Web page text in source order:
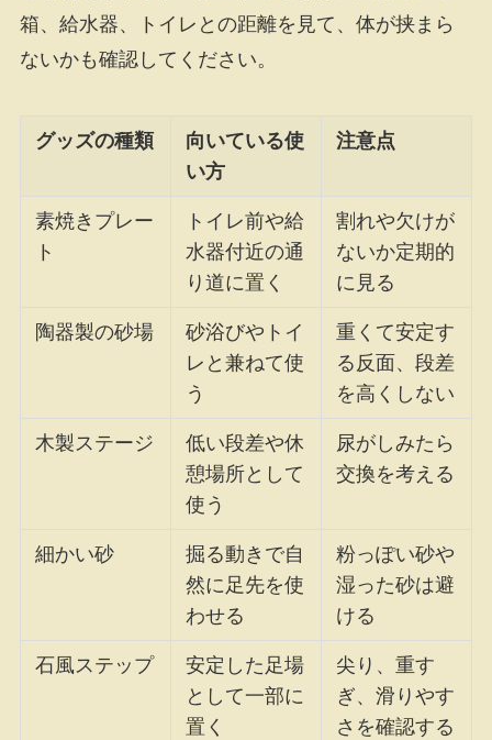
箱、給水器、トイレとの距離を見て、体が挟まら
ないかも確認してください。
グッズの種類
向いている使
い方
注意点
素焼きプレー
ト
トイレ前や給
水器付近の通
り道に置く
割れや欠けが
ないか定期的
に見る
陶器製の砂場
砂浴びやトイ
レと兼ねて使
う
重くて安定す
る反面、段差
を高くしない
木製ステージ
低い段差や休
憩場所として
使う
尿がしみたら
交換を考える
細かい砂
掘る動きで自
然に足先を使
わせる
粉っぽい砂や
湿った砂は避
ける
石風ステップ
安定した足場
として一部に
置く
尖り、重す
ぎ、滑りやす
さを確認する